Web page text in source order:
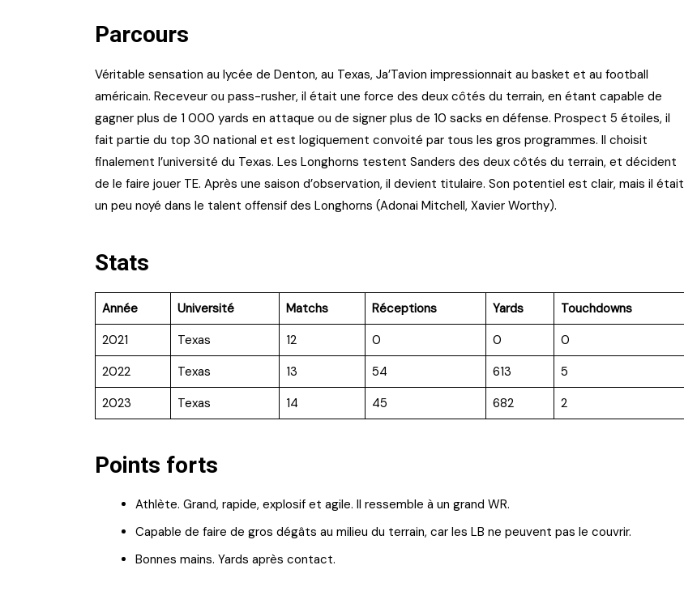
Parcours
Véritable sensation au lycée de Denton, au Texas, Ja’Tavion impressionnait au basket et au football
américain. Receveur ou pass-rusher, il était une force des deux côtés du terrain, en étant capable de
gagner plus de 1 000 yards en attaque ou de signer plus de 10 sacks en défense. Prospect 5 étoiles, il
fait partie du top 30 national et est logiquement convoité par tous les gros programmes. Il choisit
finalement l’université du Texas. Les Longhorns testent Sanders des deux côtés du terrain, et décident
de le faire jouer TE. Après une saison d’observation, il devient titulaire. Son potentiel est clair, mais il était
un peu noyé dans le talent offensif des Longhorns (Adonai Mitchell, Xavier Worthy).
Stats
Année Université Matchs Réceptions Yards
Touchdowns
2021
Texas 12 0 0
0
2022
Texas 13 54 613
5
2023
Texas 14 45 682 2
Points forts
Athlète. Grand, rapide, explosif et agile. Il ressemble à un grand WR.
Capable de faire de gros dégâts au milieu du terrain, car les LB ne peuvent pas le couvrir.
Bonnes mains. Yards après contact.